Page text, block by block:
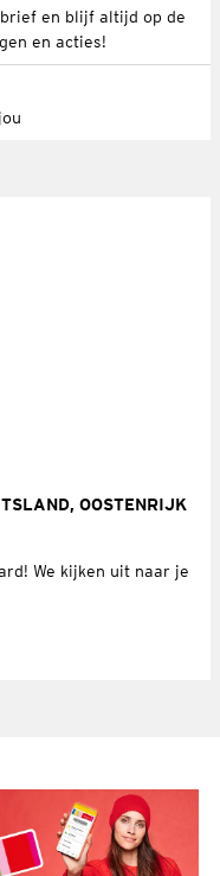
en blijf altijd op de
en acties!
OOSTENRIJK
We kijken uit naar je